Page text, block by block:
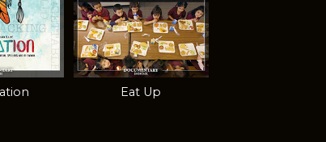
Eat Up